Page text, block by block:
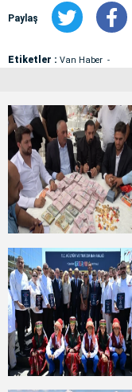
Paylaş
Etiketler : Van Haber